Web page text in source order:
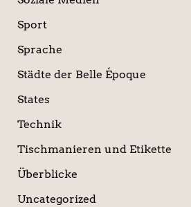
Sport
Sprache
Städte der Belle Époque
States
Technik
Tischmanieren und Etikette
Überblicke
Uncategorized